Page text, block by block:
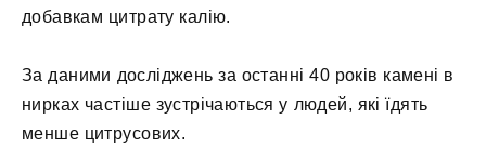
добавкам цитрату калію.
За даними досліджень за останні 40 років камені в
нирках частіше зустрічаються у людей, які їдять
менше цитрусових.